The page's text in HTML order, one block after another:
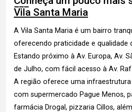
Vila Santa Maria
A Vila Santa Maria é um bairro
oferecendo praticidade e qualidade
Estando próximo à Av. Europa, Av.
de Julho, com fácil acesso à Av.
A região oferece uma
com supermercado Pague Menos,
farmácia Drogal, pizzaria Cillos,